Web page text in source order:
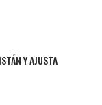
Y AJUSTA